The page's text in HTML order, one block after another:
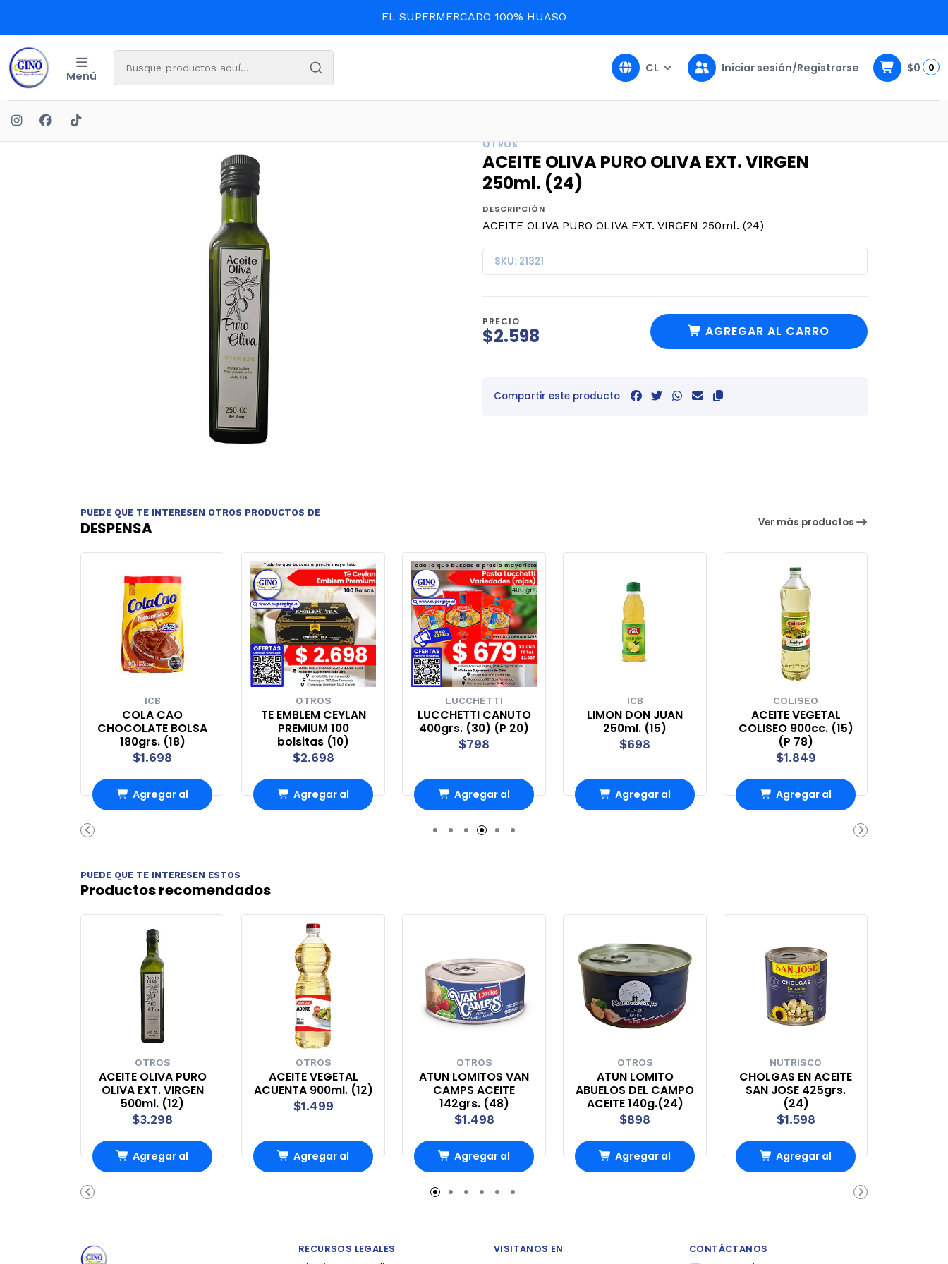
EL SUPERMERCADO 100% HUASO
Menú
CL Iniciar sesión/Registrarse $0 0
OTROS
ACEITE OLIVA PURO OLIVA EXT. VIRGEN
250ml. (24)
DESCRIPCIÓN
ACEITE OLIVA PURO OLIVA EXT. VIRGEN 250ml. (24)
SKU: 21321
PRECIO
$2.598 AGREGAR AL CARRO
Compartir este producto
PUEDE QUE TE INTERESEN OTROS PRODUCTOS DE
DESPENSA Ver más productos
ICB
COLA CAO
CHOCOLATE BOLSA
180grs. (18)
$1.698
Agregar al
OTROS
TE EMBLEM CEYLAN
PREMIUM 100
bolsitas (10)
$2.698
Agregar al
LUCCHETTI
LUCCHETTI CANUTO
400grs. (30) (P 20)
$798
Agregar al
Carro
ICB
LIMON DON JUAN
250ml. (15)
$698
Agregar al
COLISEO
ACEITE VEGETAL
COLISEO 900cc. (15)
(P 78)
$1.849
Agregar al
PUEDE QUE TE INTERESEN ESTOS
Productos recomendados
OTROS
ACEITE OLIVA PURO
OLIVA EXT. VIRGEN
500ml. (12)
$3.298
Agregar al
OTROS
ACEITE VEGETAL
ACUENTA 900ml. (12)
$1.499
Agregar al
OTROS
ATUN LOMITOS VAN
CAMPS ACEITE
142grs. (48)
$1.498
Agregar al
Carro
OTROS
ATUN LOMITO
ABUELOS DEL CAMPO
ACEITE 140g.(24)
$898
Agregar al
NUTRISCO
CHOLGAS EN ACEITE
SAN JOSE 425grs.
(24)
$1.598
Agregar al
RECURSOS LEGALES VISITANOS EN CONTÁCTANOS